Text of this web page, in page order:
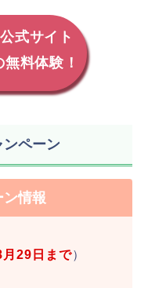
式サイト
料体験！
ンペーン
ン情報
月29日まで）